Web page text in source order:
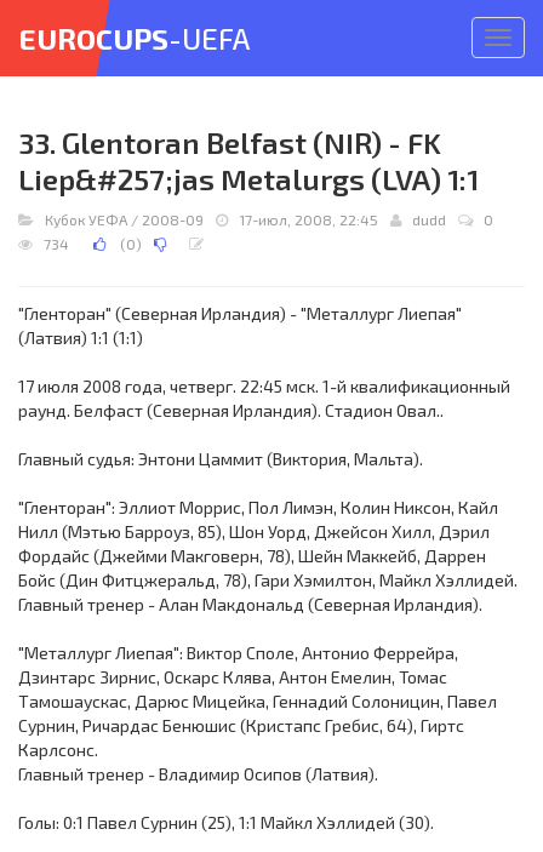
меню
EUROCUPS-UEFA
33. Glentoran Belfast (NIR) - FK
Liep&#257;jas Metalurgs (LVA) 1:1
Кубок УЕФА / 2008-09 17-июл, 2008, 22:45 dudd
0
734
(0)
"Гленторан" (Северная Ирландия) - "Металлург Лиепая"
(Латвия) 1:1 (1:1)
17 июля 2008 года, четверг. 22:45 мск. 1-й квалификационный
раунд. Белфаст (Северная Ирландия). Стадион Овал..
Главный судья: Энтони Цаммит (Виктория, Мальта).
"Гленторан": Эллиот Моррис, Пол Лимэн, Колин Никсон, Кайл
Нилл (Мэтью Барроуз, 85), Шон Уорд, Джейсон Хилл, Дэрил
Фордайс (Джейми Макговерн, 78), Шейн Маккейб, Даррен
Бойс (Дин Фитцжеральд, 78), Гари Хэмилтон, Майкл Хэллидей.
Главный тренер - Алан Макдональд (Северная Ирландия).
"Металлург Лиепая": Виктор Споле, Антонио Феррейра,
Дзинтарс Зирнис, Оскарс Клява, Антон Емелин, Томас
Тамошаускас, Дарюс Мицейка, Геннадий Солоницин, Павел
Сурнин, Ричардас Бенюшис (Кристапс Гребис, 64), Гиртс
Карлсонс.
Главный тренер - Владимир Осипов (Латвия).
Голы: 0:1 Павел Сурнин (25), 1:1 Майкл Хэллидей (30).